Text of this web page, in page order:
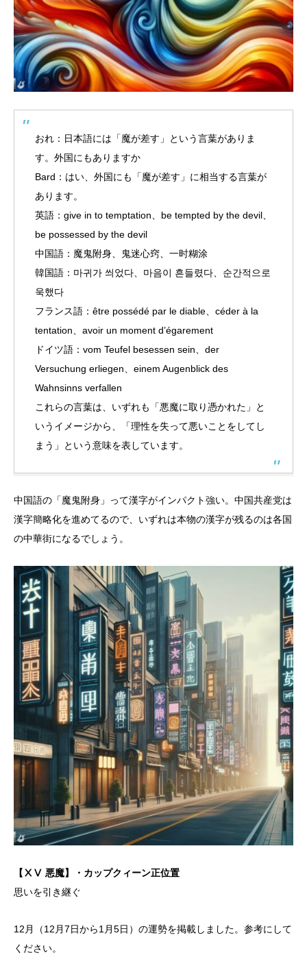
おれ：日本語には「魔が差す」という言葉がありま
す。外国にもありますか
Bard：はい、外国にも「魔が差す」に相当する言葉が
あります。
英語：give in to temptation、be tempted by the devil、
be possessed by the devil
中国語：魔鬼附身、鬼迷心窍、一时糊涂
韓国語：마귀가 씌었다、마음이 흔들렸다、순간적으로
욱했다
フランス語：être possédé par le diable、céder à la
tentation、avoir un moment d’égarement
ドイツ語：vom Teufel besessen sein、der
Versuchung erliegen、einem Augenblick des
Wahnsinns verfallen
これらの言葉は、いずれも「悪魔に取り憑かれた」と
いうイメージから、「理性を失って悪いことをしてし
まう」という意味を表しています。
中国語の「魔鬼附身」って漢字がインパクト強い。中国共産党は
漢字簡略化を進めてるので、いずれは本物の漢字が残るのは各国
の中華街になるでしょう。
【ⅩⅤ 悪魔】・カップクィーン正位置
思いを引き継ぐ
12月（12月7日から1月5日）の運勢を掲載しました。参考にして
ください。